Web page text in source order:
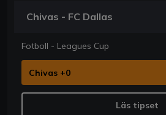
Chivas - FC Dallas
Fotboll - Leagues Cup
Chivas +0
Läs tipset